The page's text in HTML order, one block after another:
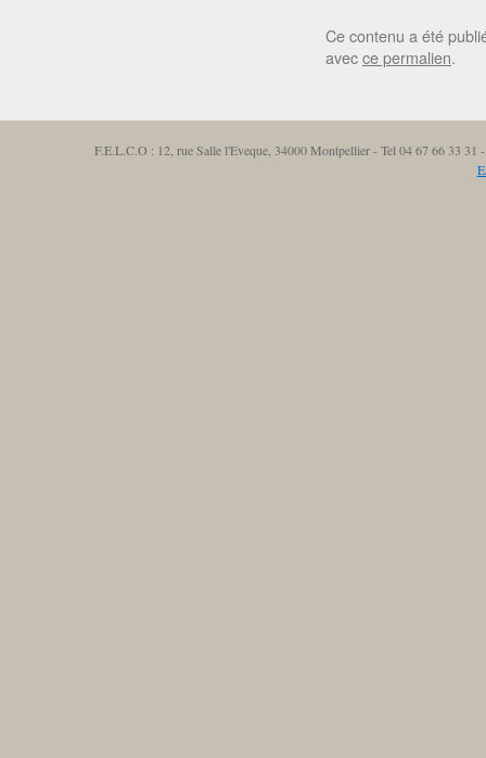
Ce contenu a été
avecce permalien.
F.E.L.C.O : 12, rue Salle l'Eveque, 34000 Montpellier - Tel 04 67 66 33